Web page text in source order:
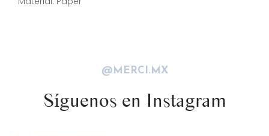
@MERCI.MX
Síguenos en Instagram